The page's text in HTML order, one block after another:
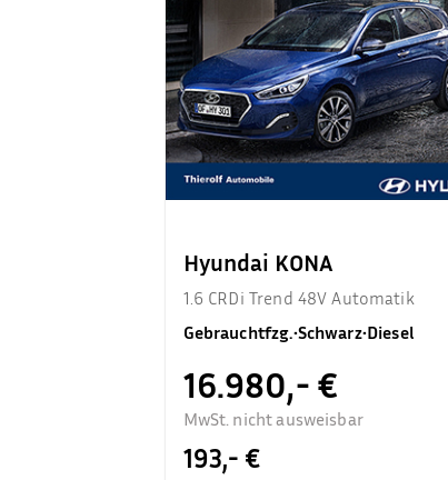
Hyundai KONA
1.6 CRDi Trend 48V Automatik
Gebrauchtfzg.•Schwarz•Diesel
16.980,- €
MwSt. nicht ausweisbar
193,- €